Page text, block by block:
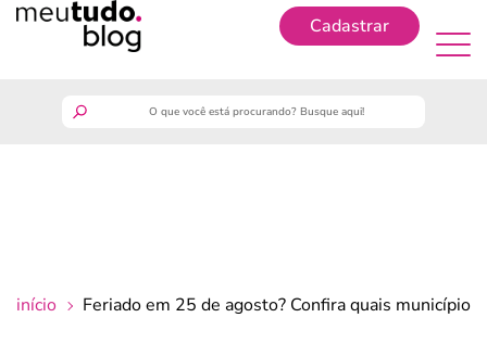
Cadastrar
início Feriado em 25 de agosto? Confira quais